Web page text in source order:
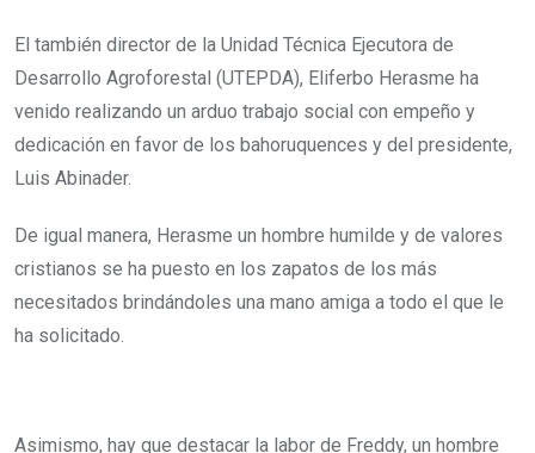
El también director de la Unidad Técnica Ejecutora de
Desarrollo Agroforestal (UTEPDA), Eliferbo Herasme ha
venido realizando un arduo trabajo social con empeño y
dedicación en favor de los bahoruquences y del presidente,
Luis Abinader.
De igual manera, Herasme un hombre humilde y de valores
cristianos se ha puesto en los zapatos de los más
necesitados brindándoles una mano amiga a todo el que le
ha solicitado.
Asimismo, hay que destacar la labor de Freddy, un hombre